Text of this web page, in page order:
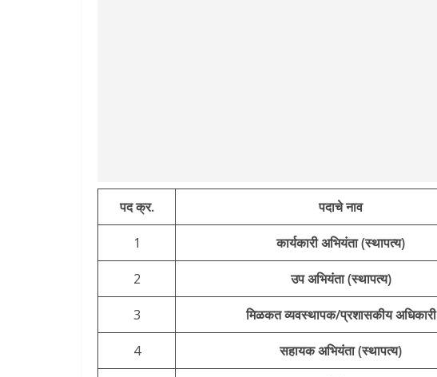
पद क्र. पदाचे नाव
1 कार्यकारी अभियंता (स्थापत्य)
2 उप अभियंता (स्थापत्य)
3 मिळकत व्यवस्थापक/प्रशासकीय अधिकारी
4 सहायक अभियंता (स्थापत्य)